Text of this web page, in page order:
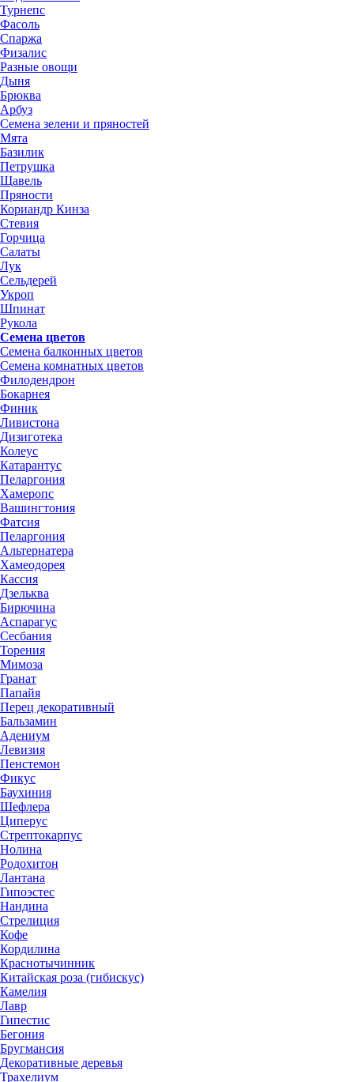
Турнепс
Фасоль
Спаржа
Физалис
Разные овощи
Дыня
Брюква
Арбуз
Семена зелени и пряностей
Мята
Базилик
Петрушка
Щавель
Пряности
Кориандр Кинза
Стевия
Горчица
Салаты
Лук
Сельдерей
Укроп
Шпинат
Рукола
Семена цветов
Семена балконных цветов
Семена комнатных цветов
Филодендрон
Бокарнея
Финик
Ливистона
Дизиготека
Колеус
Катарантус
Пеларгония
Хамеропс
Вашингтония
Фатсия
Пеларгония
Альтернатера
Хамеодорея
Кассия
Дзельква
Бирючина
Аспарагус
Сесбания
Торения
Мимоза
Гранат
Папайя
Перец декоративный
Бальзамин
Адениум
Левизия
Пенстемон
Фикус
Баухиния
Шефлера
Циперус
Стрептокарпус
Нолина
Родохитон
Лантана
Гипоэстес
Нандина
Стрелиция
Кофе
Кордилина
Краснотычинник
Китайская роза (гибискус)
Камелия
Лавр
Гипестис
Бегония
Бругмансия
Декоративные деревья
Трахелиум